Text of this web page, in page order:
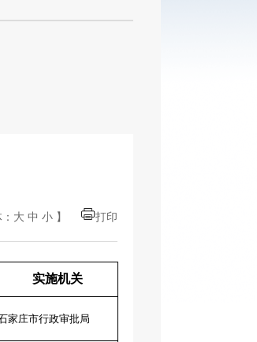
大 中 小 】 打印
实施机关
家庄市行政审批局